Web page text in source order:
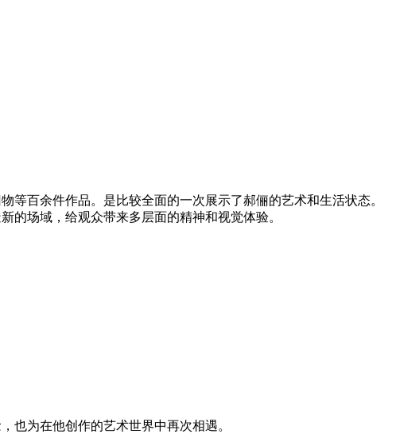
等百余件作品。是比较全面的一次展示了郝俪的艺术和生活状态。
的场域，给观众带来多层面的精神和视觉体验。
也为在他创作的艺术世界中再次相遇。